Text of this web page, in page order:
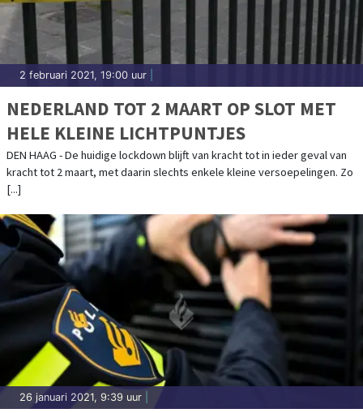
2 februari 2021, 19:00 uur
NEDERLAND TOT 2 MAART OP SLOT MET
HELE KLEINE LICHTPUNTJES
DEN HAAG - De huidige lockdown blijft van kracht tot in ieder geval van
kracht tot 2 maart, met daarin slechts enkele kleine versoepelingen. Zo
[...]
26 januari 2021, 9:39 uur